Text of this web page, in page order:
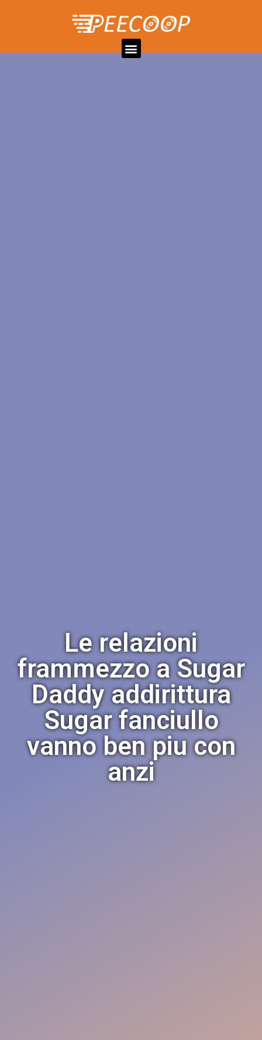
Le relazioni
frammezzo a Sugar
Daddy addirittura
Sugar fanciullo
vanno ben piu con
anzi